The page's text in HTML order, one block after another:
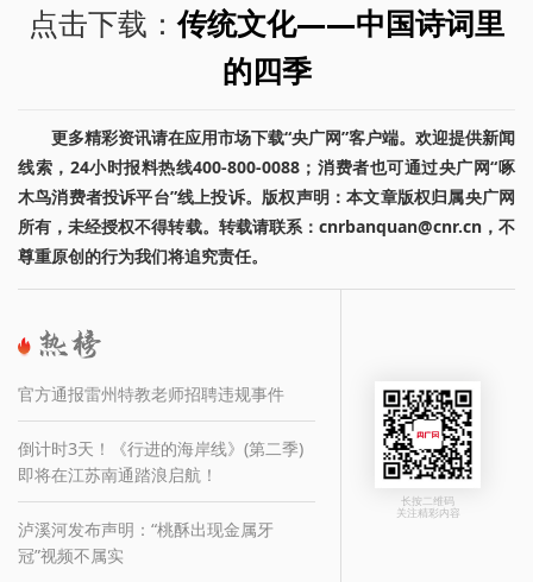
点击下载：传统文化——中国诗词里
的四季
更多精彩资讯请在应用市场下载“央广网”客户端。欢迎提供新闻
线索，24小时报料热线400-800-0088；消费者也可通过央广网“啄
木鸟消费者投诉平台”线上投诉。版权声明：本文章版权归属央广网
所有，未经授权不得转载。转载请联系：cnrbanquan@cnr.cn，不
尊重原创的行为我们将追究责任。
官方通报雷州特教老师招聘违规事件
倒计时3天！《行进的海岸线》(第二季)
即将在江苏南通踏浪启航！
泸溪河发布声明：“桃酥出现金属牙
冠”视频不属实
长按二维码
关注精彩内容